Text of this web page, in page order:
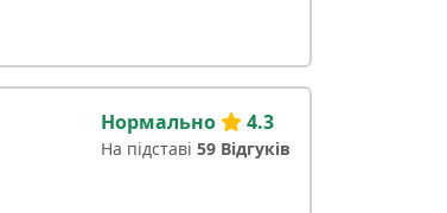
Нормально 4.3
На підставі 59 Відгуків